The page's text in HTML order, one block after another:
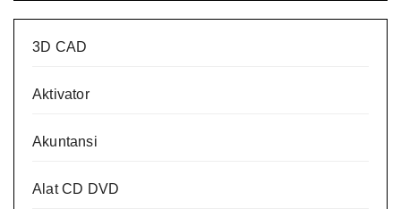
3D CAD
Aktivator
Akuntansi
Alat CD DVD